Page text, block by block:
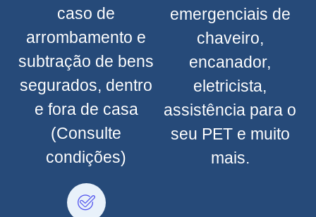
caso de
arrombamento e
subtração de bens
segurados, dentro
e fora de casa
(Consulte
condições)
emergenciais de
chaveiro,
encanador,
eletricista,
assistência para o
seu PET e muito
mais.